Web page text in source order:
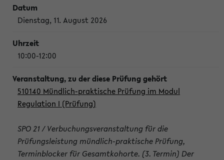
Dienstag, 11. August 2026
10:00-12:00
510140 Mündlich-praktische Prüfung im Modul
Regulation I (Prüfung)
SPO 21 / Verbuchungsveranstaltung für die
Prüfungsleistung mündlich-praktische Prüfung,
Terminblocker für Gesamtkohorte. (3. Termin) Der